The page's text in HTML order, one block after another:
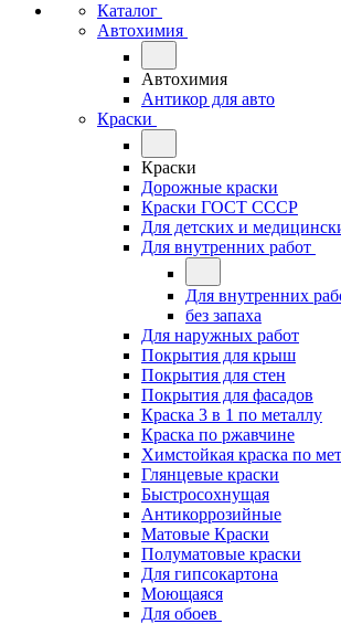
Каталог
Автохимия
Автохимия
Антикор для авто
Краски
Краски
Дорожные краски
Краски ГОСТ СССР
Для детских и
Для внутренних работ
Для внутренних
без запаха
Для наружных работ
Покрытия для крыш
Покрытия для стен
Покрытия для фасадов
Краска 3 в 1 по металлу
Краска по ржавчине
Химстойкая краска по
Глянцевые краски
Быстросохнущая
Антикоррозийные
Матовые Краски
Полуматовые краски
Для гипсокартона
Моющаяся
Для обоев